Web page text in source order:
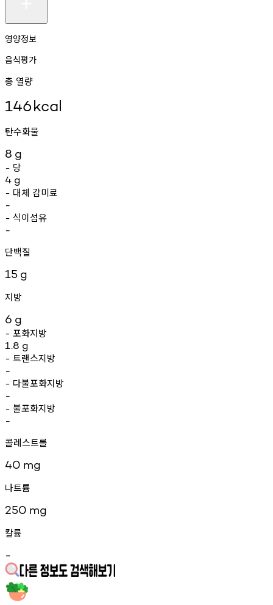
영양정보
음식평가
총 열량
146kcal
탄수화물
8 g
- 당
4 g
- 대체 감미료
-
- 식이섬유
-
단백질
15 g
지방
6 g
- 포화지방
1.8 g
- 트랜스지방
-
- 다불포화지방
-
- 불포화지방
-
콜레스트롤
40 mg
나트륨
250 mg
칼륨
-